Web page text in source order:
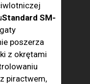
Standard SM-
poszerza
z okrętami
piractwem,